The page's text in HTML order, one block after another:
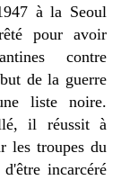
à la Seoul
pour avoir
contre
de la guerre
liste noire.
il réussit à
les troupes du
incarcéré